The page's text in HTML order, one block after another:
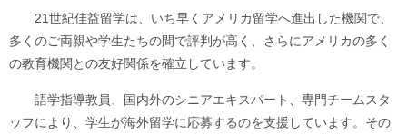
21世紀佳益留学は、いち早くアメリカ留学へ進出した機関で、
多くのご両親や学生たちの間で評判が高く、さらにアメリカの多く
の教育機関との友好関係を確立しています。
語学指導教員、国内外のシニアエキスパート、専門チームスタ
ッフにより、学生が海外留学に応募するのを支援しています。その